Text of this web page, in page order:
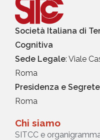
Società Italiana di
Cognitiva
Sede Legale: Viale
Roma
Presidenza e
Roma
Chi siamo
SITCC e